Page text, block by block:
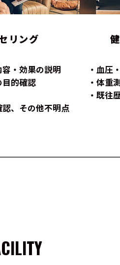
リング
容・効果の説明
目的確認
、その他不明点
血圧
体重
既往